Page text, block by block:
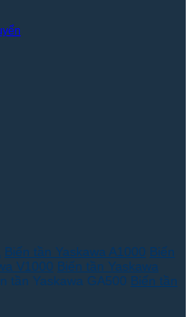
Biến tần Yaskawa A1000 Biến
V1000 Biến tần Yaskawa
tần Yaskawa GA500 Biến tần